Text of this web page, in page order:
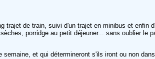
de train, suivi d'un trajet en minibus et enfin
porridge au petit déjeuner... sans oublier le
et qui détermineront s'ils iront ou non